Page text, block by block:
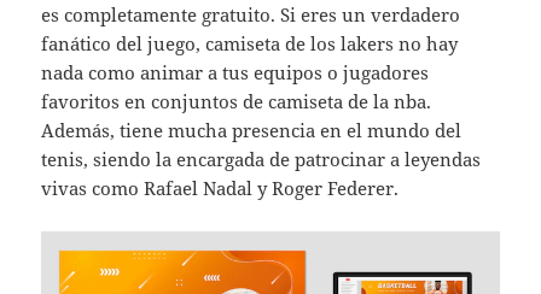
es completamente gratuito. Si eres un verdadero
fanático del juego, camiseta de los lakers no hay
nada como animar a tus equipos o jugadores
favoritos en conjuntos de camiseta de la nba.
Además, tiene mucha presencia en el mundo del
tenis, siendo la encargada de patrocinar a leyendas
vivas como Rafael Nadal y Roger Federer.